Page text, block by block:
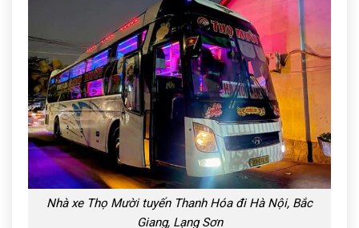
Nhà xe Thọ Mười tuyến Thanh Hóa đi Hà Nội, Bắc
Giang, Lạng Sơn